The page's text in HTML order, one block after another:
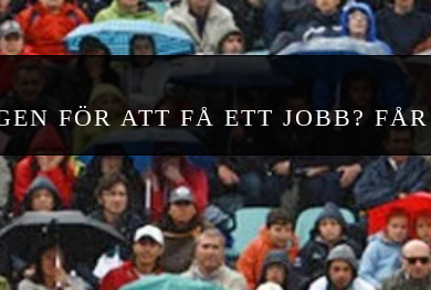
FÖR ATT FÅ ETT JOBB?